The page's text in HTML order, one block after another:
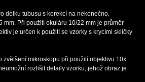
délku tubusu s korekcí na nekonečno.
mm. Při použití okuláru 10/22 mm je průměr
je určen k použití se vzorky s krycími sklíčky
zvětšení mikroskopu při použití objektivu 10x
rozlišit detaily vzorku, jehož obraz je